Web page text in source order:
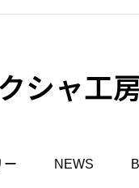
シャ工
ー NEWS